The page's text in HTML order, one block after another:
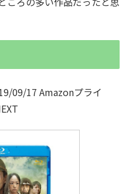
09/17 Amazonプライ